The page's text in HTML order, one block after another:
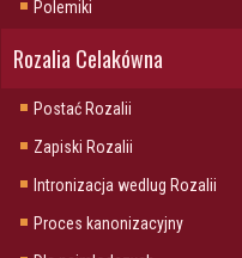
Polemiki
Rozalia Celakówna
Postać Rozalii
Zapiski Rozalii
Intronizacja wedlug Rozalii
Proces kanonizacyjny